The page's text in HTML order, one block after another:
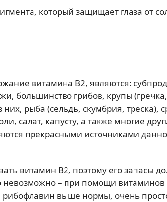
который защищает глаза от
витамина В2, являются:
большинство грибов, крупы (гречка,
рыба (сельдь, скумбрия, треска),
салат, капусту, а также многие
прекрасными источниками
витамин В2, поэтому его запасы
невозможно – при помощи витаминов
рибофлавин выше нормы, очень